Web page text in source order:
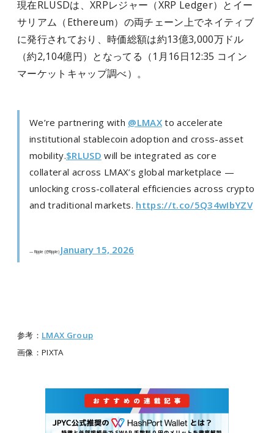
現在RLUSDは、XRPレジャー（XRP Ledger）とイー
サリアム（Ethereum）の両チェーン上でネイティブ
に発行されており、時価総額は約13億3,000万ドル
（約2,104億円）となってる（1月16日12:35 コイン
マーケットキャップ調べ）。
We’re partnering with @LMAXto accelerate
institutional stablecoin adoption and cross-asset
mobility.$RLUSD will be integrated as core
collateral across LMAX’s global marketplace —
unlocking cross-collateral efficiencies across crypto
and traditional markets. https://t.co/5Q34wIbYZV
— Ripple (@Ripple) January 15, 2026
参考： LMAX Group
画像：PIXTA